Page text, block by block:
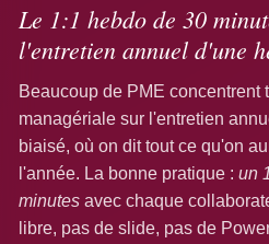
Le 1:1 hebdo de 30
l'entretien annuel d'une
Beaucoup de PME concentrent
managériale sur l'entretien
biaisé, où on dit tout ce qu'on
l'année. La bonne pratique : un
minutes avec chaque
libre, pas de slide, pas de